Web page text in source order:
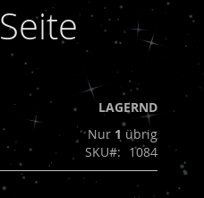
LAGERND
Nur 1 übrig
SKU
1084